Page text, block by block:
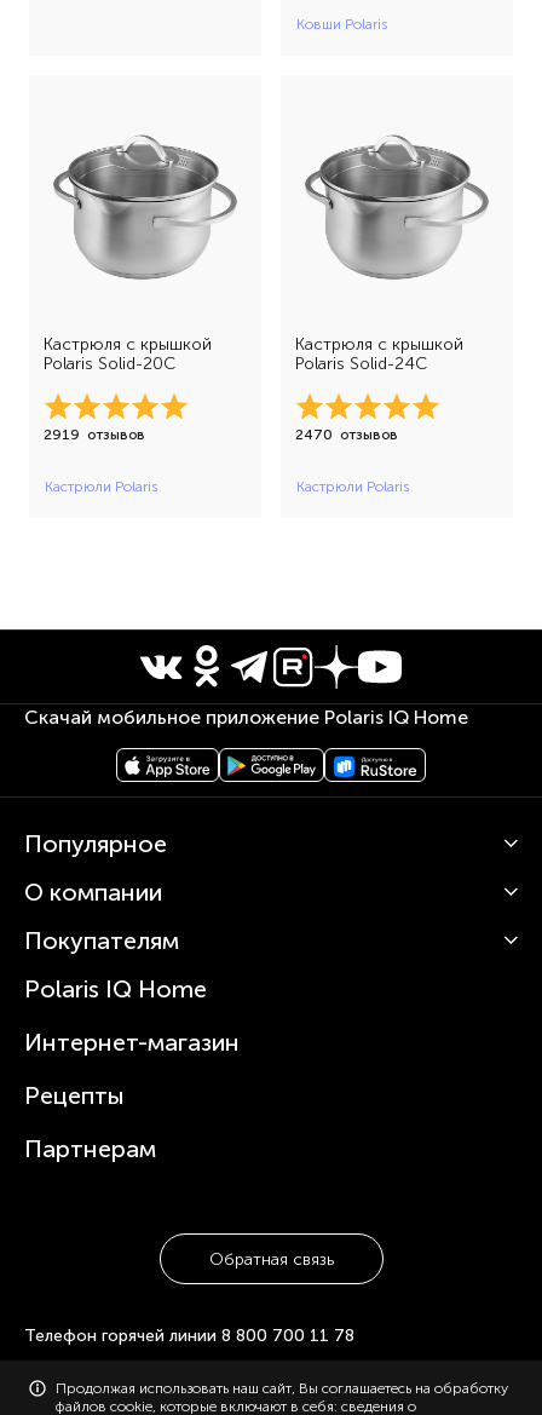
Ковши Polaris
Кастрюля с крышкой
Polaris Solid-20C
2919 отзывов
Кастрюли Polaris
Кастрюля с крышкой
Polaris Solid-24C
2470 отзывов
Кастрюли Polaris
Скачай мобильное приложение Polaris IQ Home
Популярное
Кофемашины
Вертикальные пылесосы
Зубные щетки и ирригаторы
Увлажнители
Посуда
О компании
О Polaris
Статьи
Покупателям
Сервисные центры
Где купить
Polaris IQ Home
Интернет-магазин
Рецепты
Партнерам
Обратная связь
Телефон горячей линии 8 800 700 11 78
© 2006-2026 «Polaris». Все права защищены. Использование
материалов с сайта polaris.ru возможно только с разрешения
Продолжая использовать наш сайт, Вы соглашаетесь на обработку
файлов cookie, которые включают в себя: сведения о